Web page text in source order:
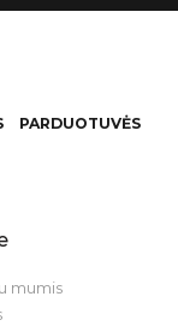
PARDUOTUVĖS
mumis